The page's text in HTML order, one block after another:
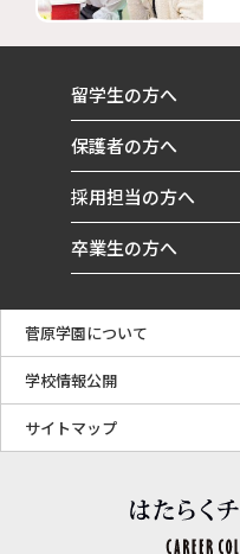
留学生の方へ
保護者の方へ
採用担当の方へ
卒業生の方へ
菅原学園について
学校情報公開
サイトマップ